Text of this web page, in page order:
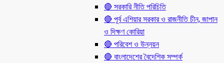
🔴 সরকারি নীতি পরিচিতি
🔴 পূর্ব এশিয়ার সরকার ও রাজনীতি চীন, জাপান
ও দিক্ষণ কোরিয়া
🔴 পরিবেশ ও উন্নয়ন
🔴 বাংলাদেশের বৈদেশিক সম্পর্ক